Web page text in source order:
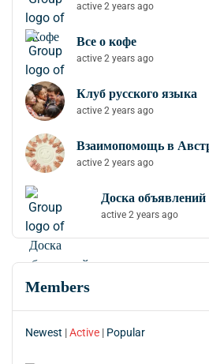
active 2 years ago
Все о кофе
active 2 years ago
Клуб русского языка
active 2 years ago
Взаимопомощь в
active 2 years ago
Доска объявлений
active 2 years ago
Members
Newest |Active | Popular